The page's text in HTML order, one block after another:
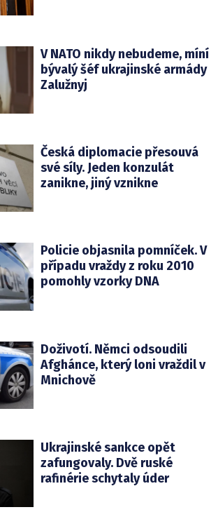
V NATO nikdy nebudeme, míní
bývalý šéf ukrajinské armády
Zalužnyj
Česká diplomacie přesouvá
své síly. Jeden konzulát
zanikne, jiný vznikne
Policie objasnila pomníček. V
případu vraždy z roku 2010
pomohly vzorky DNA
Doživotí. Němci odsoudili
Afghánce, který loni vraždil v
Mnichově
Ukrajinské sankce opět
zafungovaly. Dvě ruské
rafinérie schytaly úder